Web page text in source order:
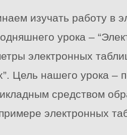
изучать работу в
урока –
электронных
Цель нашего урока –
средством
электронных